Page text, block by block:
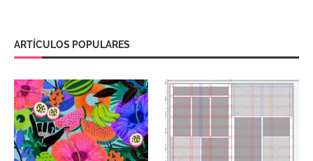
ARTÍCULOS POPULARES